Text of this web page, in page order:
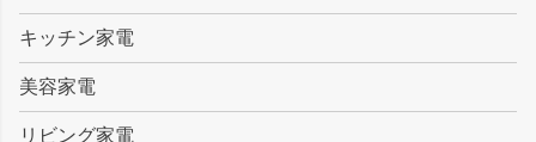
キッチン家電
美容家電
リビング家電